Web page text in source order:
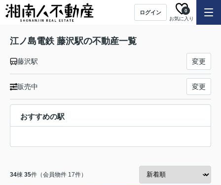
ログイン
お気に入り
0
江ノ島電鉄 藤沢駅の不動産一覧
藤沢駅 変更
販売中 変更
おすすめの駅
34棟 35件（会員物件 17件）